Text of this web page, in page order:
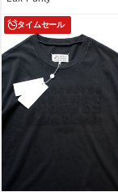
タイムセール